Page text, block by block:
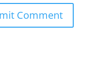
Comment